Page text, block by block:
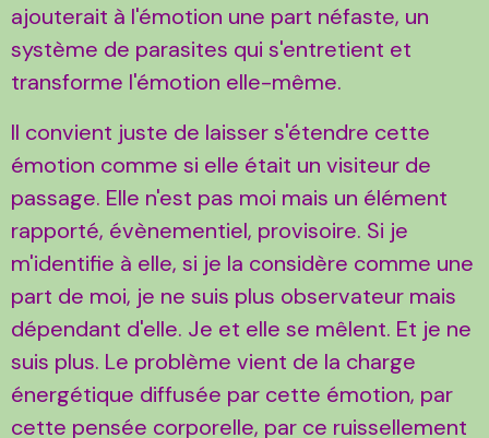
ajouterait à l'émotion une part néfaste, un
système de parasites qui s'entretient et
transforme l'émotion elle-même.
Il convient juste de laisser s'étendre cette
émotion comme si elle était un visiteur de
passage. Elle n'est pas moi mais un élément
rapporté, évènementiel, provisoire. Si je
m'identifie à elle, si je la considère comme une
part de moi, je ne suis plus observateur mais
dépendant d'elle. Je et elle se mêlent. Et je ne
suis plus. Le problème vient de la charge
énergétique diffusée par cette émotion, par
cette pensée corporelle, par ce ruissellement